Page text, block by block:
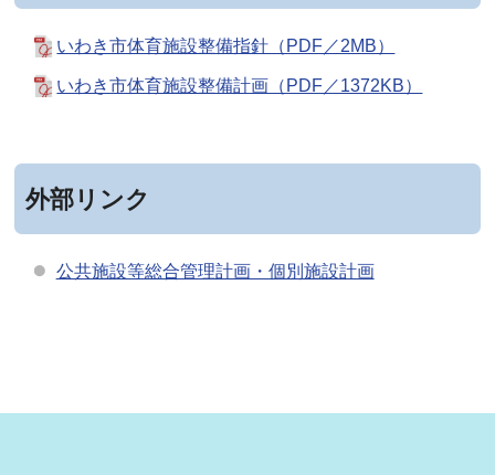
いわき市体育施設整備指針（PDF／2MB）
いわき市体育施設整備計画（PDF／1372KB）
外部リンク
公共施設等総合管理計画・個別施設計画